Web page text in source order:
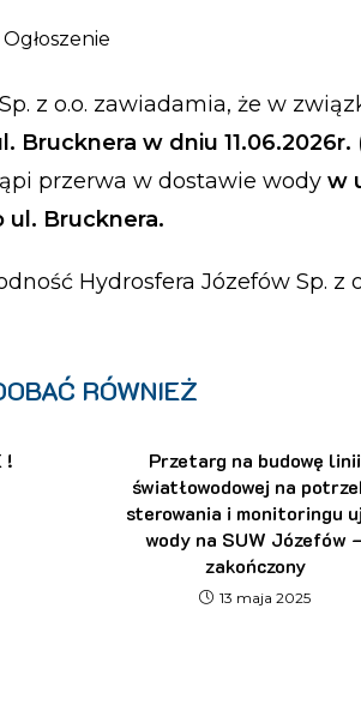
Ogłoszenie
z o.o. zawiadamia, że w
Brucknera w dniu
przerwa w dostawie wody w
ul. Brucknera.
Hydrosfera Józefów Sp. z
RÓWNIEŻ
!
Przetarg na budowę linii
światłowodowej na
sterowania i monitoringu
wody na SUW Józefów
zakończony
13 maja 2025